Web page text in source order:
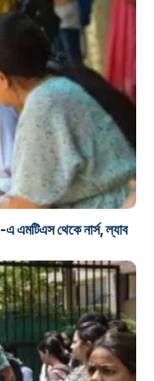
এমটিএস থেকে নার্স, ল্যাব